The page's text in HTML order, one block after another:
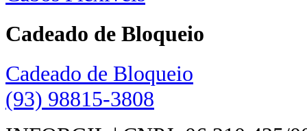
Cadeado de Bloqueio
Cadeado de Bloqueio
(93) 98815-3808